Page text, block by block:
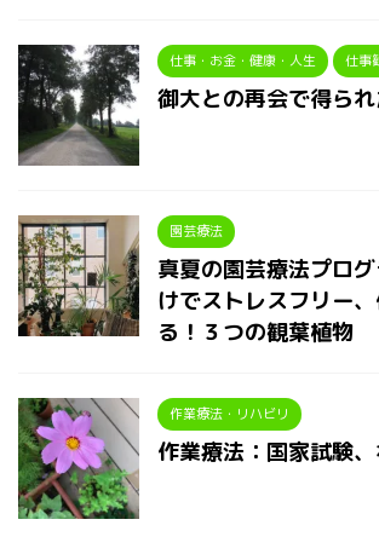
仕事・お金・健康・人生 仕事
御大との再会で得ら
園芸療法
真夏の園芸療法プロ
けでストレスフリー
る！３つの観葉植物
作業療法・リハビリ
作業療法：国家試験